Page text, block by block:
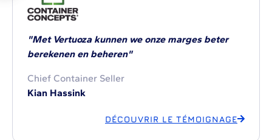
"Met Vertuoza kunnen we onze marges beter
berekenen en beheren"
Chief Container Seller
Kian Hassink
DÉCOUVRIR LE TÉMOIGNAGE